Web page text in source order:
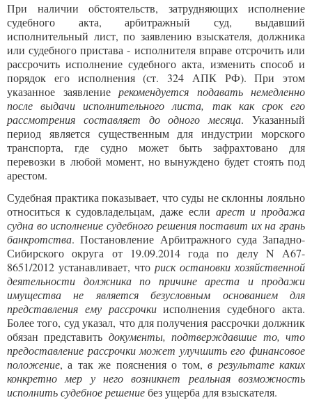
При наличии обстоятельств, затрудняющих исполнение
судебного акта, арбитражный суд, выдавший
исполнительный лист, по заявлению взыскателя, должника
или судебного пристава - исполнителя вправе отсрочить или
рассрочить исполнение судебного акта, изменить способ и
порядок его исполнения (ст. 324 АПК РФ). При этом
указанное заявление рекомендуется подавать немедленно
после выдачи исполнительного листа, так как срок его
рассмотрения составляет до одного месяца. Указанный
период является существенным для индустрии морского
транспорта, где судно может быть зафрахтовано для
перевозки в любой момент, но вынуждено будет стоять под
арестом.
Судебная практика показывает, что суды не склонны лояльно
относиться к судовладельцам, даже если арест и продажа
судна во исполнение судебного решения поставит их на грань
банкротства. Постановление Арбитражного суда Западно-
Сибирского округа от 19.09.2014 года по делу N А67-
8651/2012 устанавливает, что риск остановки хозяйственной
деятельности должника по причине ареста и продажи
имущества не является безусловным основанием для
представления ему рассрочкиисполнения судебного акта.
Более того, суд указал, что для получения рассрочки должник
обязан представить документы, подтверждавшие то, что
предоставление рассрочки может улучшить его финансовое
положение, а так же пояснения о том,в результате каких
конкретно мер у него возникнет реальная возможность
исполнить судебное решениебез ущерба для взыскателя.